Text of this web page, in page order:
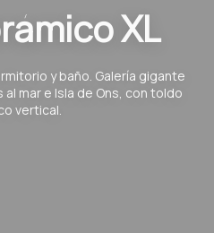
XL
y baño. Galería gigante
mar e Isla de Ons, con toldo
vertical.